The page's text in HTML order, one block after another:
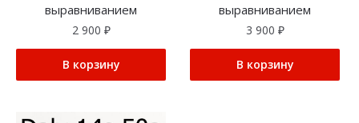
выравниванием
2 900 ₽
В корзину
выравниванием
3 900 ₽
В корзину